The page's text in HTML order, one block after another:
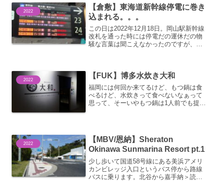
2022
【倉敷】東海道新幹線停電に巻き
込まれる。。。
この日は2022年12月18日。岡山駅新幹線
改札を通った時には停電だの運休だの物
騒な言葉は聞こえなかったのですが、え
とはいえすぐに...
2022 【FUK】博多水炊き大和
福岡には何回か来てるけど、もつ鍋は食
べるけど、水炊きって食べないなぁって
思って、そーいやもつ鍋は1人前でも提供
店が少なく、2人前だ...
2022
【MBV/恩納】Sheraton
Okinawa Sunmarina Resort pt.1
少し歩いて国道58号線にある美浜アメリ
カンビレッジ入口というバス停から路線
バスに乗ります。北谷から嘉手納＞読谷